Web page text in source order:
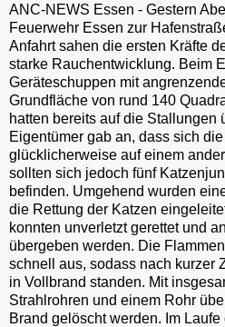
ANC-NEWS Essen - Gestern
Feuerwehr Essen zur
Anfahrt sahen die ersten Kräfte
starke Rauchentwicklung. Beim
Geräteschuppen mit
Grundfläche von rund 140
hatten bereits auf die Stallungen
Eigentümer gab an, dass sich
glücklicherweise auf einem
sollten sich jedoch fünf
befinden. Umgehend wurden
die Rettung der Katzen
konnten unverletzt gerettet und
übergeben werden. Die
schnell aus, sodass nach kurzer
in Vollbrand standen. Mit
Strahlrohren und einem Rohr
Brand gelöscht werden. Im